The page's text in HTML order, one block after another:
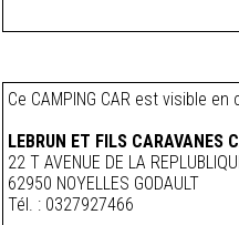
Ce CAMPING CAR est visible
LEBRUN ET FILS CARAVANES
22 T AVENUE DE LA
62950 NOYELLES GODAULT
Tél. : 0327927466